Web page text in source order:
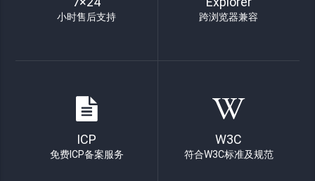
小时售后支持 跨浏览器兼容
ICP
免费ICP备案服务
W3C
符合W3C标准及规范